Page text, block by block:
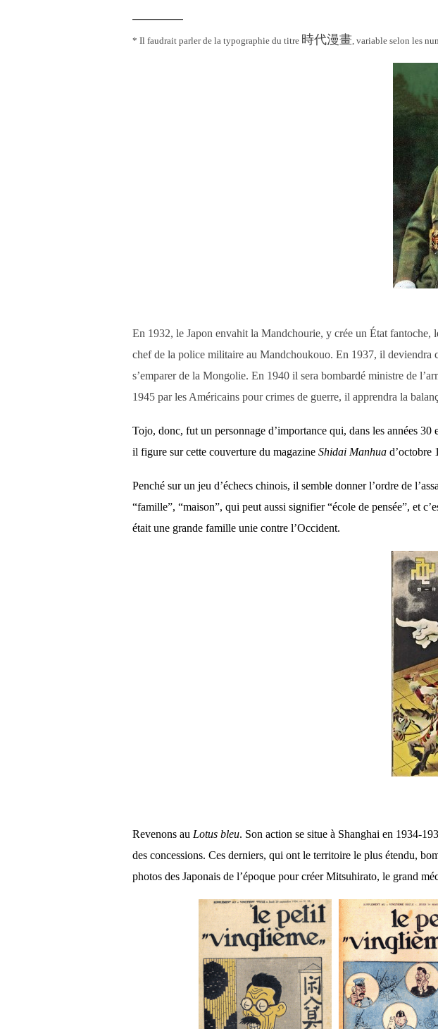
————
* Il faudrait parler de la typographie du titre 時代漫畫 , variable selon les
En 1932, le Japon envahit la Mandchourie, y crée un État
chef de la police militaire au Mandchoukouo. En 1937, il deviendra
s’emparer de la Mongolie. En 1940 il sera bombardé ministre de
1945 par les Américains pour crimes de guerre, il apprendra la
Tojo, donc, fut un personnage d’importance qui, dans les années
il figure sur cette couverture du magazineShidai Manhuad’octobre
Penché sur un jeu d’échecs chinois, il semble donner l’ordre de
“famille”, “maison”, qui peut aussi signifier “école de pensée”, et
était une grande famille unie contre l’Occident.
Revenons au Lotus bleu. Son action se situe à Shanghai en 1934-
des concessions. Ces derniers, qui ont le territoire le plus étendu,
photos des Japonais de l’époque pour créer Mitsuhirato, le grand